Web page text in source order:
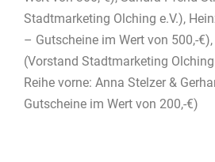
Stadtmarketing Olching e.V.),
– Gutscheine im Wert von 500,-
(Vorstand Stadtmarketing Olching
Reihe vorne: Anna Stelzer &
Gutscheine im Wert von 200,-€)